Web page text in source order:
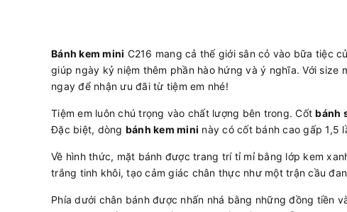
Bánh kem mini C216 mang cả thế giới sân cỏ vào bữa tiệc
giúp ngày kỷ niệm thêm phần hào hứng và ý nghĩa. Với size
ngay để nhận ưu đãi từ tiệm em nhé!
Tiệm em luôn chú trọng vào chất lượng bên trong. Cốtbánh
Đặc biệt, dòng bánh kem mini này có cốt bánh cao gấp 1,5
Về hình thức, mặt bánh được trang trí tỉ mỉ bằng lớp kem
trắng tinh khôi, tạo cảm giác chân thực như một trận cầu
Phía dưới chân bánh được nhấn nhá bằng những đồng tiền